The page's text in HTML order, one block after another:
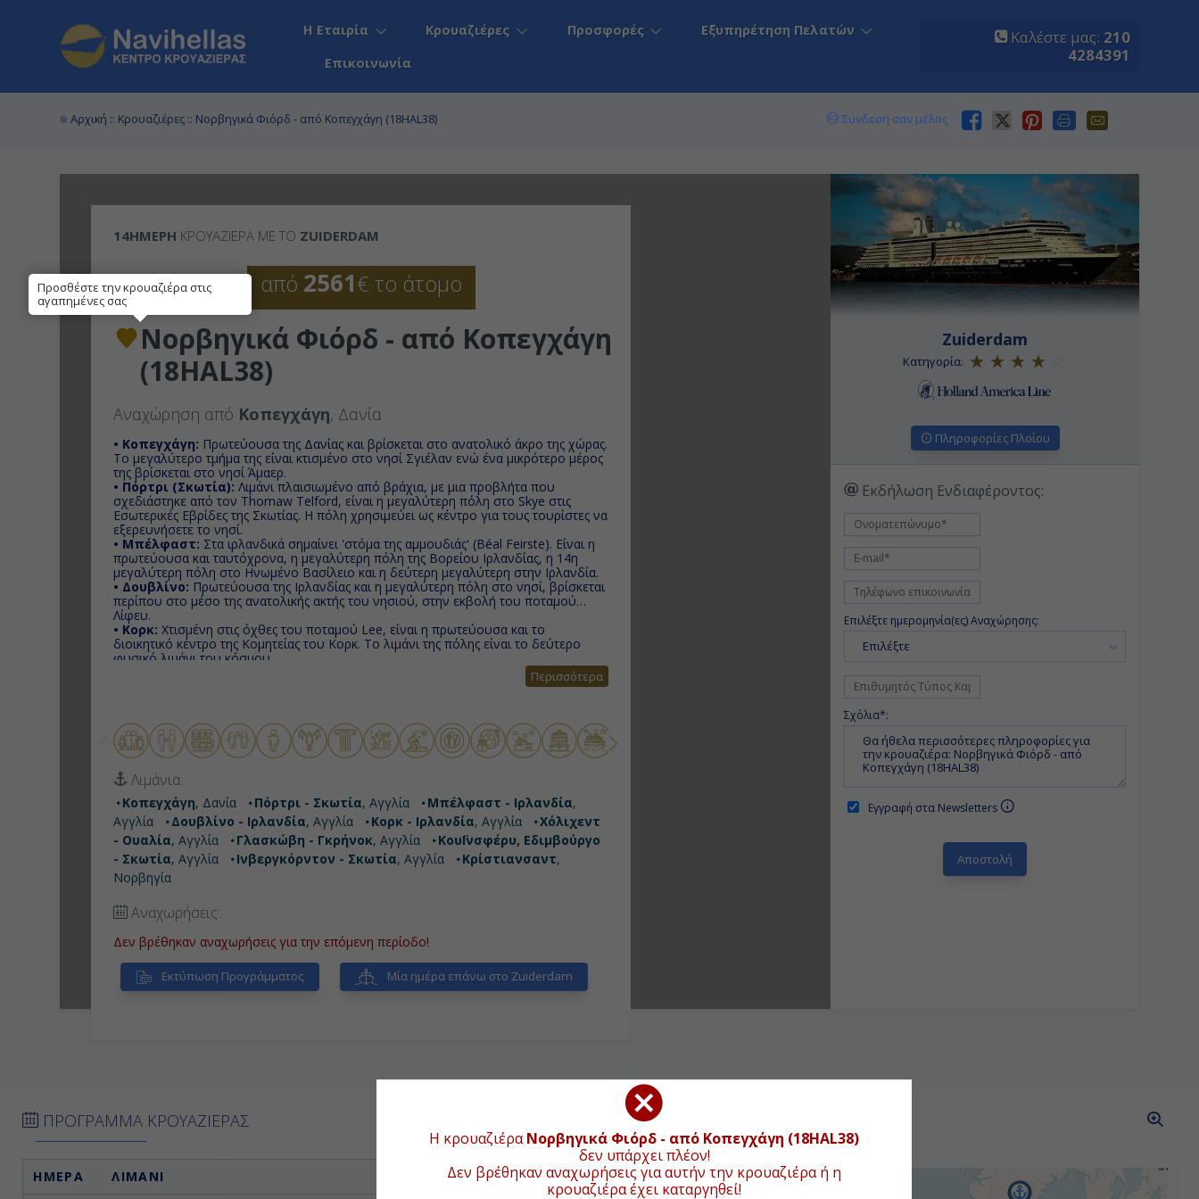
Η κρουαζιέραΝορβηγικά Φιόρδ - από Κοπεγχάγη (18HAL38)
δεν υπάρχει πλέον!
Δεν βρέθηκαν αναχωρήσεις για αυτήν την κρουαζιέρα ή η
κρουαζιέρα έχει καταργηθεί!
Η Εταιρία Κρουαζιέρες Προσφορές
Εξυπηρέτηση Πελατών
Επικοινωνία
Καλέστε μας: 210
4284391
Αρχική :: Κρουαζιέρες :: Νορβηγικά Φιόρδ - από Κοπεγχάγη (18HAL38) Σύνδεση σαν μέλος
14ΉΜΕΡΗ ΚΡΟΥΑΖΙΕΡΑ ΜΕ ΤΟ ZUIDERDAM
από 2561€ το άτομο
Νορβηγικά Φιόρδ - από Κοπεγχάγη
(18HAL38)
Αναχώρηση από Κοπεγχάγη, Δανία
• Κοπεγχάγη: Πρωτεύουσα της Δανίας και βρίσκεται στο ανατολικό άκρο της χώρας.
Το μεγαλύτερο τμήμα της είναι κτισμένο στο νησί Σγιέλαν ενώ ένα μικρότερο μέρος
της βρίσκεται στο νησί Άμαερ.
• Πόρτρι (Σκωτία): Λιμάνι πλαισιωμένο από βράχια, με μια προβλήτα που
σχεδιάστηκε από τον Τhomaw Telford, είναι η μεγαλύτερη πόλη στο Skye στις
Εσωτερικές Εβρίδες της Σκωτίας. Η πόλη χρησιμεύει ως κέντρο για τους τουρίστες να
εξερευνήσετε το νησί.
• Μπέλφαστ: Στα ιρλανδικά σημαίνει 'στόμα της αμμουδιάς' (Béal Feirste). Είναι η
πρωτεύουσα και ταυτόχρονα, η μεγαλύτερη πόλη της Βορείου Ιρλανδίας, η 14η
μεγαλύτερη πόλη στο Ηνωμένο Βασίλειο και η δεύτερη μεγαλύτερη στην Ιρλανδία.
• Δουβλίνο: Πρωτεύουσα της Ιρλανδίας και η μεγαλύτερη πόλη στο νησί, βρίσκεται
περίπου στο μέσο της ανατολικής ακτής του νησιού, στην εκβολή του ποταμού
Λίφευ.
• Κορκ: Χτισμένη στις όχθες του ποταμού Lee, είναι η πρωτεύουσα και το
διοικητικό κέντρο της Κομητείας του Κορκ. Το λιμάνι της πόλης είναι το δεύτερο
φυσικό λιμάνι του κόσμου.
Ή αλλιώς το "Σικάγο της Ευρώπης", είναι η
μεγαλύτερη πόλη της Σκωτίας με τον ποταμό Κλάιντ να τη διασχίζει από τα
μαγευτείτε απ’ το μεσαιωνικό χαρακτήρα του ιστορικού της κέντρου.
• Ινβεργκόρντον (Σκωτία): Φημίζεται για τις τοιχογραφίες με ζωηρά χρώματα που
βρίσκονται διάσπαρτες στο κέντρο και απεικονίζουν κομμάτια απ’την ιστορία και τον
πολιτισμό της πόλης.
• Κρίστιανσαντ:
περιπάτους της ζωής σας ο οποίος οδηγεί σε πανέμορφα πάρκα με συντριβάνια και
πράσινο, θα περάσετε ένα οχυρό του 17ου αιώνα και θα φτάσετε στην παραλία.
Περισσότερα
Λιμάνια:
Κοπεγχάγη, Δανία Πόρτρι - Σκωτία, Αγγλία Μπέλφαστ - Ιρλανδία,
Αγγλία
Δουβλίνο - Ιρλανδία, Αγγλία Κορκ - Ιρλανδία, Αγγλία
Χόλιχεντ
- Ουαλία, Αγγλία Γλασκώβη - Γκρήνοκ, Αγγλία
ΚουΪνσφέρυ, Εδιμβούργο
- Σκωτία, Αγγλία Ινβεργκόρντον - Σκωτία, Αγγλία Κρίστιανσαντ,
Νορβηγία
Αναχωρήσεις:
Δεν βρέθηκαν αναχωρήσεις για την επόμενη περίοδο!
Εκτύπωση Προγράμματος Μία ημέρα επάνω στο Zuiderdam
Zuiderdam
Κατηγορία:
Πληροφορίες Πλοίου
Εκδήλωση Ενδιαφέροντος:
Επιλέξτε ημερομηνία(ες) Αναχώρησης:
Επιλέξτε
Σχόλια*:
Εγγραφή στα Newsletters
ΠΡΟΓΡΑΜΜΑ ΚΡΟΥΑΖΙΕΡΑΣ
ΗΜΕΡΑ ΛΙΜΑΝΙ ΑΝΑΧΩΡΗΣΗ
ΧΑΡΤΗΣ ΚΡΟΥΑΖΙΕΡΑΣ
+
Προσθέστε την κρουαζιέρα στις
αγαπημένες σας